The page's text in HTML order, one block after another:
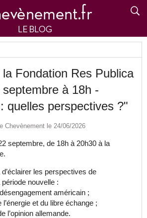
Fondation Res Publica
à 18h -
quelles perspectives ?"
Chevènement le 24/06/2026
septembre, de 18h à 20h30 à la
les perspectives de
période nouvelle :
américain ;
et du libre échange ;
l’opinion allemande.